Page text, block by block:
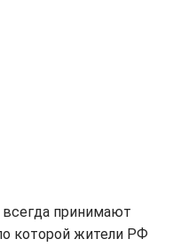
всегда принимают
которой жители РФ